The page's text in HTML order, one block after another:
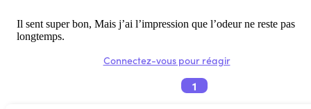
Il sent super bon, Mais j’ai l’impression que l’odeur ne reste pas
longtemps.
Connectez-vous pour réagir
1